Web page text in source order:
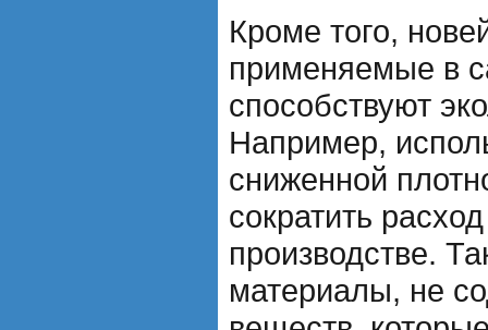
Кроме того,
применяемые в
способствуют
Например,
сниженной
сократить
производстве.
материалы, не